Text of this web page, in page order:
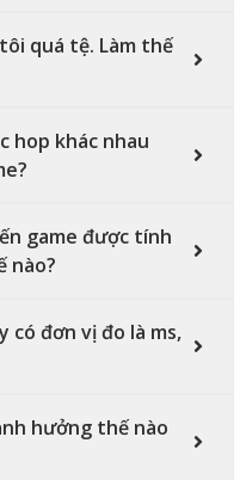
quá tệ. Làm thế
hop khác nhau
game được tính
nào?
có đơn vị đo là ms,
hưởng thế nào